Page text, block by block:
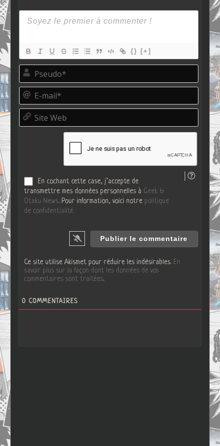
{} [+]
P
e
d
o
E
m
i
S
t
En cochant cette case, j’accepte de
transmettre mes données personnelles à Geek &
Otaku News. Pour information, voici notre politique
de confidentialité
Ce site utilise Akismet pour réduire les indésirables. En
savoir plus sur la façon dont les données de vos
commentaires sont traitées.
0 COMMENTAIRES